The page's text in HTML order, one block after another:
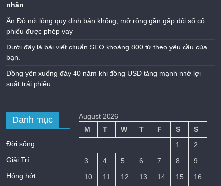
nhân
Ấn Độ nới lỏng quy định bán khống, mở rộng gần gấp đôi số cổ
phiếu được phép vay
Dưới đây là bài viết chuẩn SEO khoảng 800 từ theo yêu cầu của
bạn.
Đồng yên xuống đáy 40 năm khi đồng USD tăng mạnh nhờ lợi
suất trái phiếu
Danh mục
Đời sống
Giải Trí
Hóng hớt
August 2026
M
T W T F S
S
1
2
3
4 5 6 7 8
9
10
11 12 13 14 15 16